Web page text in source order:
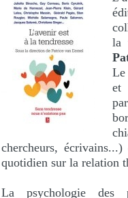
la
et
chercheurs,
quotidien sur la relation
La psychologie des